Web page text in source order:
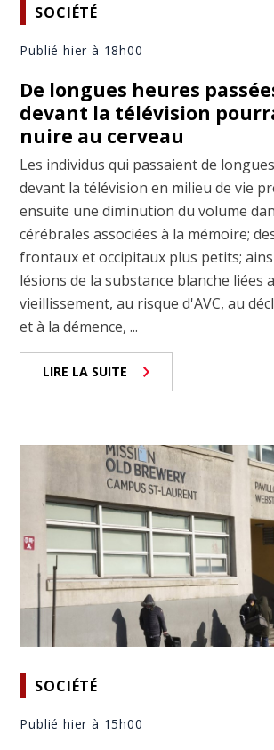
SOCIÉTÉ
Publié hier à 18h00
De longues heures
devant la télévision
nuire au cerveau
Les individus qui passaient de
devant la télévision en milieu de vie
ensuite une diminution du volume
cérébrales associées à la mémoire;
frontaux et occipitaux plus petits;
lésions de la substance blanche liées
vieillissement, au risque d'AVC, au
et à la démence, ...
LIRE LA SUITE
SOCIÉTÉ
Publié hier à 15h00